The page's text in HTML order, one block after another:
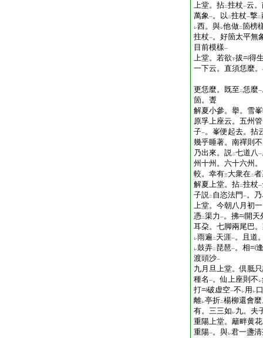
上堂。拈二拄杖一云
萬象一。以 二拄杖一撃二
レ西。與レ他做二箇榜
拄杖一。好箇太平無
目前模樣一
上堂。若欲下拔
得
一下云。直須恁麼
更恁麼。既至 二恁麼一
箇。聻
解夏小參。擧。雪
原孚上座云。五州
子一。峯便起去。拈
幾乎睡著。南禪則不
乃出來。説二七道八一
州十州。六十六州
較。幸有三大衆在二
解夏上堂。拈二拄杖一
子説二 自恣法門 一。
上堂。今朝八月初
憑二渠力 一。拂
開天
耳朶。七脚兩尾巴
レ雨遍 二 天涯一。且道
レ鼓弄二 琵琶一。相
渡頭沙一
九月旦上堂。倶胝
種名 一。仙上座則不 レ
打
破虚空一不 レ用 レ
離レ亭折二楊柳還會
有。三三如 レ九。夫
重陽上堂。籬畔黄
重陽一。與レ君一盞